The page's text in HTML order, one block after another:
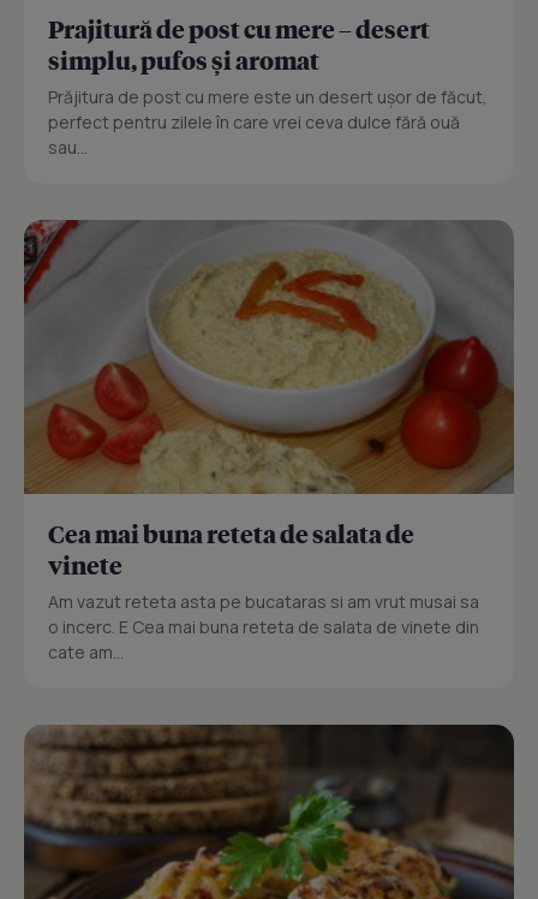
Prajitură de post cu mere – desert
simplu, pufos și aromat
Prăjitura de post cu mere este un desert ușor de făcut,
perfect pentru zilele în care vrei ceva dulce fără ouă
sau...
Cea mai buna reteta de salata de
vinete
Am vazut reteta asta pe bucataras si am vrut musai sa
o incerc. E Cea mai buna reteta de salata de vinete din
cate am...